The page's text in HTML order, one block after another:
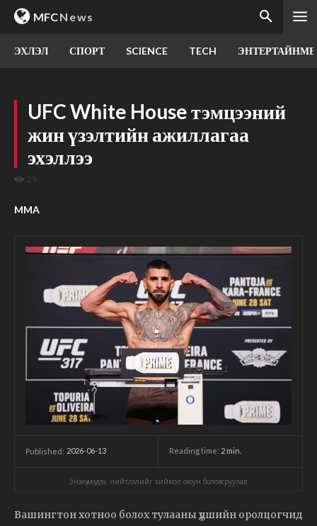
MFCNews
ЭХЛЭЛ СПОРТ SCIENCE TECH
UFC White House тэмцээний
жин үзэлтийн ажиллагаа
эхэллээ
25
MMA
Published: 2026-06-13 Reading time: 2 min.
Энэхүү мэдээ, нийтлэлийг хиймэл оюун боловсруулав.
Вашингтон хотноо болох тулааны үдшийн оролцогчид